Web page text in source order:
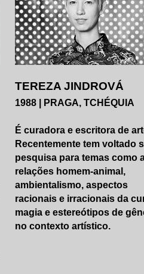
TEREZA JINDROVÁ
1988 | PRAGA, TCHÉQUIA
É curadora e escritora de
Recentemente tem voltado
pesquisa para temas como
relações homem-animal,
ambientalismo, aspectos
racionais e irracionais da
magia e estereótipos de
no contexto artístico.